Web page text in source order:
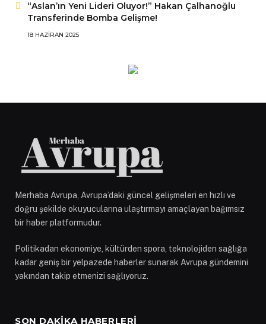
“Aslan’ın Yeni Lideri Oluyor!” Hakan Çalhanoğlu
Transferinde Bomba Gelişme!
18 HAZIRAN 2025
Merhaba Avrupa, Avrupa’daki güncel gelişmeleri en hızlı ve
doğru şekilde okuyucularına ulaştırmayı amaçlayan bağımsız
bir haber platformudur.
Politikadan ekonomiye, kültürden spora, teknolojiden sağlığa
kadar geniş bir yelpazede haberler sunarak Avrupa gündemini
yakından takip etmenizi sağlıyoruz.
SON DAKIKA HABERLERI